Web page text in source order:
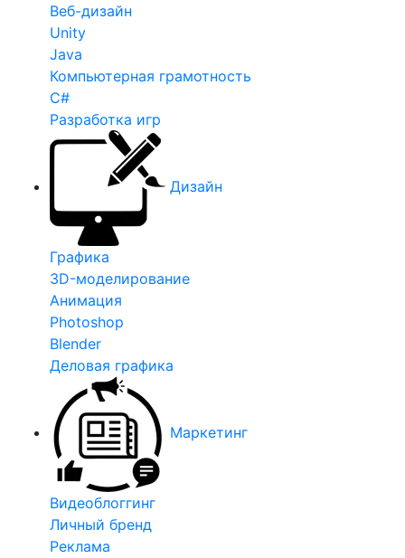
Веб-дизайн
Unity
Java
Компьютерная грамотность
C#
Разработка игр
Дизайн
Графика
3D-моделирование
Анимация
Photoshop
Blender
Деловая графика
Маркетинг
Видеоблоггинг
Личный бренд
Реклама